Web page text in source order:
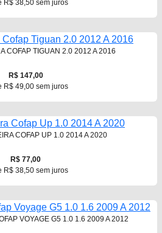
R$ 38,50 sem juros
COFAP TIGUAN 2.0 2012 A 2016
R$ 147,00
R$ 49,00 sem juros
COFAP UP 1.0 2014 A 2020
R$ 77,00
R$ 38,50 sem juros
VOYAGE G5 1.0 1.6 2009 A 2012